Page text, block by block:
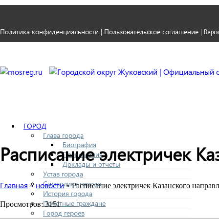
Политика конфиденциальности | Пользовательское соглашение |
ГОРОД
Глава города
Биография
Полномочия
Доклады и отчеты
Устав города
Символика города
История города
Почетные граждане
Город героев
Расписание электричек
Главная » новости» Расписание электричек Казанского
Просмотров: 3151